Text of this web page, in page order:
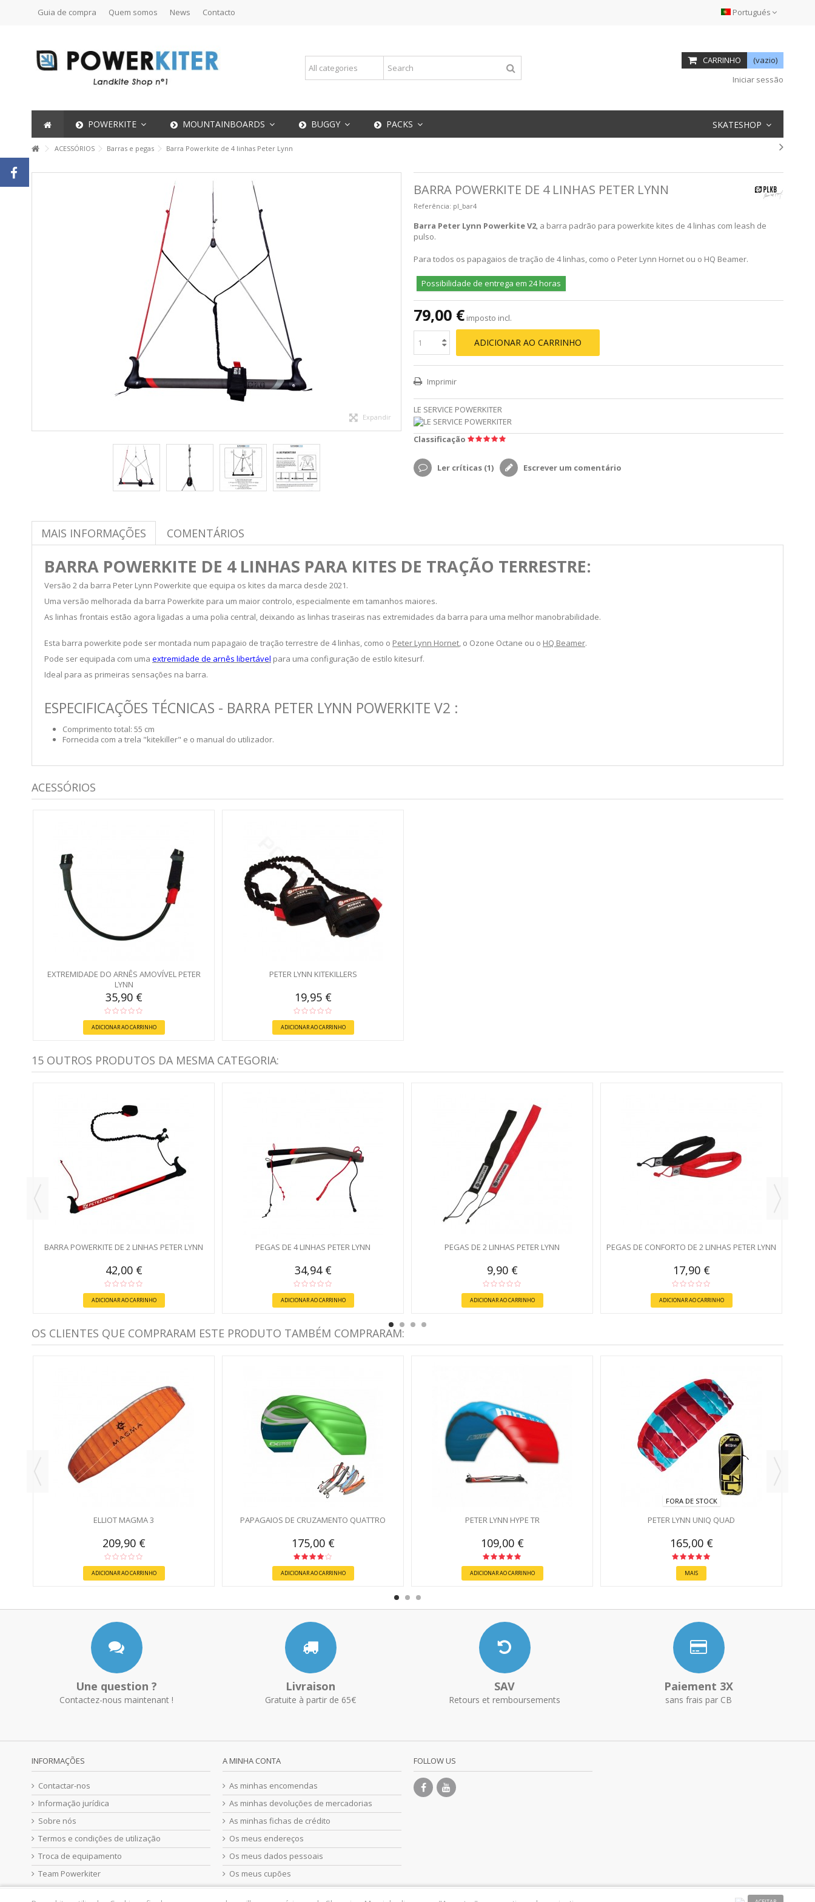
Portugués
Guia de compra Quem somos News Contacto
CARRINHO
(vazio)
Iniciar sessão
POWERKITE MOUNTAINBOARDS BUGGY PACKS SKATESHOP
ACESSÓRIOS Barras e pegas Barra Powerkite de 4 linhas Peter Lynn
Expandir
BARRA POWERKITE DE 4 LINHAS PETER LYNN
Referência: pl_bar4
Barra Peter Lynn Powerkite V2, a barra padrão para powerkite kites de 4 linhas com leash de
pulso.
Para todos os papagaios de tração de 4 linhas, como o Peter Lynn Hornet ou o HQ Beamer.
Possibilidade de entrega em 24 horas
79,00 € imposto incl.
ADICIONAR AO CARRINHO
Imprimir
LE SERVICE POWERKITER
Classificação
Ler críticas (1) Escrever um comentário
MAIS INFORMAÇÕES COMENTÁRIOS
BARRA POWERKITE DE 4 LINHAS PARA KITES DE TRAÇÃO TERRESTRE:
Versão 2 da barra Peter Lynn Powerkite que equipa os kites da marca desde 2021.
Uma versão melhorada da barra Powerkite para um maior controlo, especialmente em tamanhos maiores.
As linhas frontais estão agora ligadas a uma polia central, deixando as linhas traseiras nas extremidades da barra para uma melhor manobrabilidade.
Esta barra powerkite pode ser montada num papagaio de tração terrestre de 4 linhas, como o Peter Lynn Hornet, o Ozone Octane ou o HQ Beamer.
Pode ser equipada com uma extremidade de arnês libertável para uma configuração de estilo kitesurf.
Ideal para as primeiras sensações na barra.
ESPECIFICAÇÕES TÉCNICAS - BARRA PETER LYNN POWERKITE V2 :
Comprimento total: 55 cm
Fornecida com a trela "kitekiller" e o manual do utilizador.
ACESSÓRIOS
EXTREMIDADE DO ARNÊS AMOVÍVEL PETER
LYNN
35,90 €
ADICIONAR AO CARRINHO
PETER LYNN KITEKILLERS
19,95 €
ADICIONAR AO CARRINHO
15 OUTROS PRODUTOS DA MESMA CATEGORIA:
BARRA POWERKITE DE 2 LINHAS PETER LYNN
42,00 €
ADICIONAR AO CARRINHO
PEGAS DE 4 LINHAS PETER LYNN
34,94 €
ADICIONAR AO CARRINHO
PEGAS DE 2 LINHAS PETER LYNN
9,90 €
ADICIONAR AO CARRINHO
PEGAS DE CONFORTO DE 2 LINHAS PETER LYNN
17,90 €
ADICIONAR AO CARRINHO
OS CLIENTES QUE COMPRARAM ESTE PRODUTO TAMBÉM COMPRARAM:
ELLIOT MAGMA 3
209,90 €
ADICIONAR AO CARRINHO
PAPAGAIOS DE CRUZAMENTO QUATTRO
175,00 €
ADICIONAR AO CARRINHO
PETER LYNN HYPE TR
109,00 €
ADICIONAR AO CARRINHO
FORA DE STOCK
PETER LYNN UNIQ QUAD
165,00 €
MAIS
Une question ?
Contactez-nous maintenant !
Livraison
Gratuite à partir de 65€
SAV
Retours et remboursements
Paiement 3X
sans frais par CB
INFORMAÇÕES
Contactar-nos
Informação jurídica
Sobre nós
Termos e condições de utilização
Troca de equipamento
Team Powerkiter
A MINHA CONTA
As minhas encomendas
As minhas devoluções de mercadorias
As minhas fichas de crédito
Os meus endereços
Os meus dados pessoais
Os meus cupões
FOLLOW US